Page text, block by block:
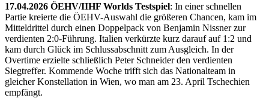
17.04.2026 ÖEHV/IIHF Worlds Testspiel: In einer schnellen
Partie kreierte die ÖEHV-Auswahl die größeren Chancen, kam im
Mitteldrittel durch einen Doppelpack von Benjamin Nissner zur
verdienten 2:0-Führung. Italien verkürzte kurz darauf auf 1:2 und
kam durch Glück im Schlussabschnitt zum Ausgleich. In der
Overtime erzielte schließlich Peter Schneider den verdienten
Siegtreffer. Kommende Woche trifft sich das Nationalteam in
gleicher Konstellation in Wien, wo man am 23. April Tschechien
empfängt.